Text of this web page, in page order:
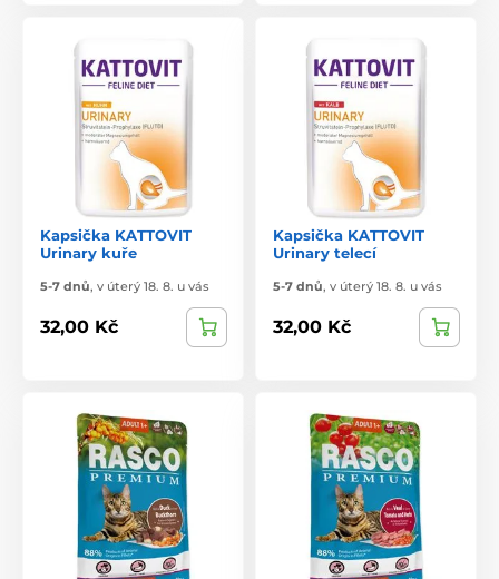
Kapsička KATTOVIT
Urinary kuře
5-7 dnů, v úterý 18. 8. u vás
32,00 Kč
Kapsička KATTOVIT
Urinary telecí
5-7 dnů, v úterý 18. 8. u vás
32,00 Kč